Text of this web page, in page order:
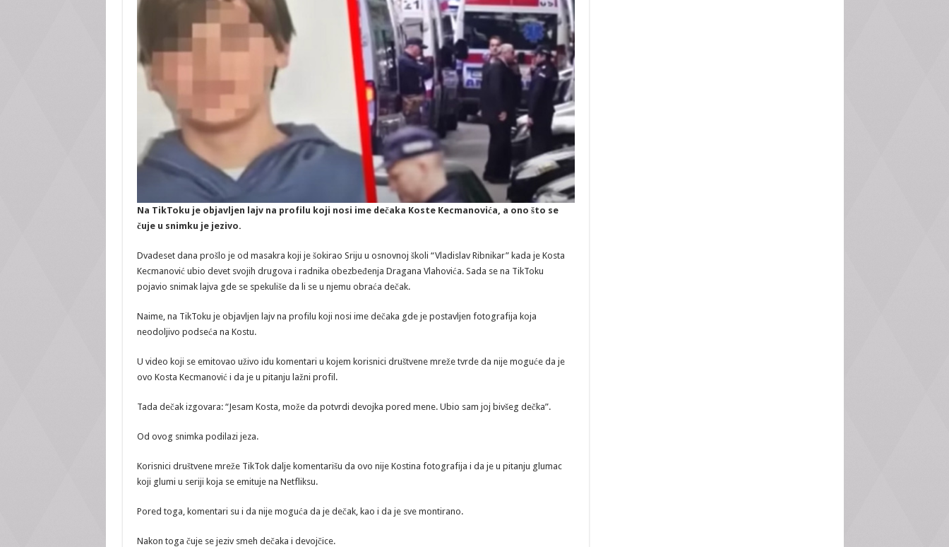
Na TikToku je objavljen lajv na profilu koji nosi ime dečaka Koste Kecmanovića, a ono što se
čuje u snimku je jezivo.
Dvadeset dana prošlo je od masakra koji je šokirao Sriju u osnovnoj školi “Vladislav Ribnikar” kada je Kosta
Kecmanović ubio devet svojih drugova i radnika obezbeđenja Dragana Vlahovića. Sada se na TikToku
pojavio snimak lajva gde se spekuliše da li se u njemu obraća dečak.
Naime, na TikToku je objavljen lajv na profilu koji nosi ime dečaka gde je postavljen fotografija koja
neodoljivo podseća na Kostu.
U video koji se emitovao uživo idu komentari u kojem korisnici društvene mreže tvrde da nije moguće da je
ovo Kosta Kecmanović i da je u pitanju lažni profil.
Tada dečak izgovara: “Jesam Kosta, može da potvrdi devojka pored mene. Ubio sam joj bivšeg dečka”.
Od ovog snimka podilazi jeza.
Korisnici društvene mreže TikTok dalje komentarišu da ovo nije Kostina fotografija i da je u pitanju glumac
koji glumi u seriji koja se emituje na Netfliksu.
Pored toga, komentari su i da nije moguća da je dečak, kao i da je sve montirano.
Nakon toga čuje se jeziv smeh dečaka i devojčice.